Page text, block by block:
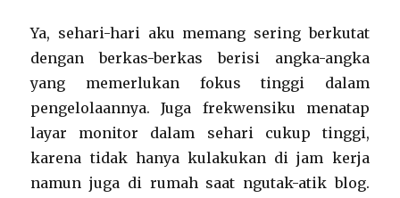
Ya, sehari-hari aku memang sering berkutat
dengan berkas-berkas berisi angka-angka
yang memerlukan fokus tinggi dalam
pengelolaannya. Juga frekwensiku menatap
layar monitor dalam sehari cukup tinggi,
karena tidak hanya kulakukan di jam kerja
namun juga di rumah saat ngutak-atik blog.